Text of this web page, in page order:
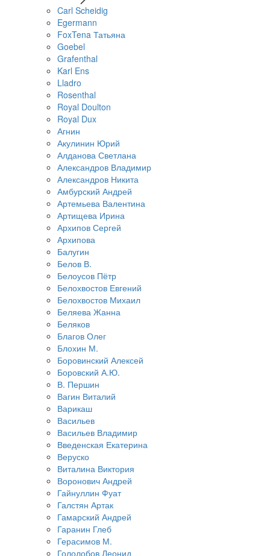
Carl Scheidig
Egermann
FoxTena Татьяна
Goebel
Grafenthal
Karl Ens
Lladro
Rosenthal
Royal Doulton
Royal Dux
Агнин
Акулинин Юрий
Алданова Светлана
Александров Владимир
Александров Никита
Амбурский Андрей
Артемьева Валентина
Артищева Ирина
Архипов Сергей
Архипова
Балугин
Белов В.
Белоусов Пётр
Белохвостов Евгений
Белохвостов Михаил
Беляева Жанна
Беляков
Благов Олег
Блохин М.
Боровинский Алексей
Боровский А.Ю.
В. Першин
Вагин Виталий
Варикаш
Васильев
Васильев Владимир
Введенская Екатерина
Веруско
Виталина Виктория
Воронович Андрей
Гайнуллин Фуат
Галстян Артак
Гамарский Андрей
Гаранин Глеб
Герасимов М.
Гололобов Леонид